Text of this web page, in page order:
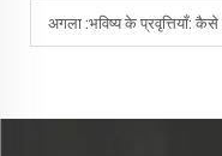
अगला :भविष्य के प्रवृत्तियाँ: कैसे